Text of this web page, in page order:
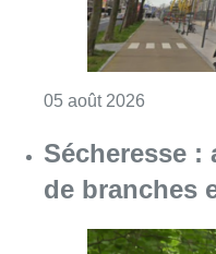
05 août 2026
Sécheresse
de branches